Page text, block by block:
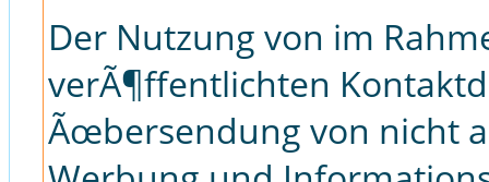
Der Nutzung von im
verÃ¶ffentlichten
Ãœbersendung von nicht